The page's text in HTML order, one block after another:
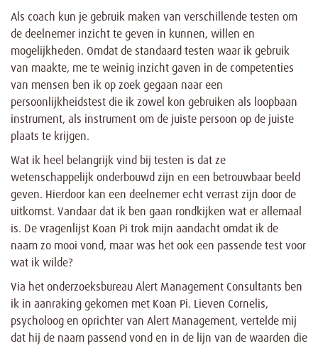
Als coach kun je gebruik maken van verschillende testen om
de deelnemer inzicht te geven in kunnen, willen en
mogelijkheden. Omdat de standaard testen waar ik gebruik
van maakte, me te weinig inzicht gaven in de competenties
van mensen ben ik op zoek gegaan naar een
persoonlijkheidstest die ik zowel kon gebruiken als loopbaan
instrument, als instrument om de juiste persoon op de juiste
plaats te krijgen.
Wat ik heel belangrijk vind bij testen is dat ze
wetenschappelijk onderbouwd zijn en een betrouwbaar beeld
geven. Hierdoor kan een deelnemer echt verrast zijn door de
uitkomst. Vandaar dat ik ben gaan rondkijken wat er allemaal
is. De vragenlijst Koan Pi trok mijn aandacht omdat ik de
naam zo mooi vond, maar was het ook een passende test voor
wat ik wilde?
Via het onderzoeksbureau Alert Management Consultants ben
ik in aanraking gekomen met Koan Pi. Lieven Cornelis,
psycholoog en oprichter van Alert Management, vertelde mij
dat hij de naam passend vond en in de lijn van de waarden die